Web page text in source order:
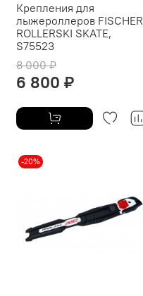
Крепления для
лыжероллеров FISCHER
ROLLERSKI SKATE,
S75523
8 000 ₽
6 800 ₽
-20%